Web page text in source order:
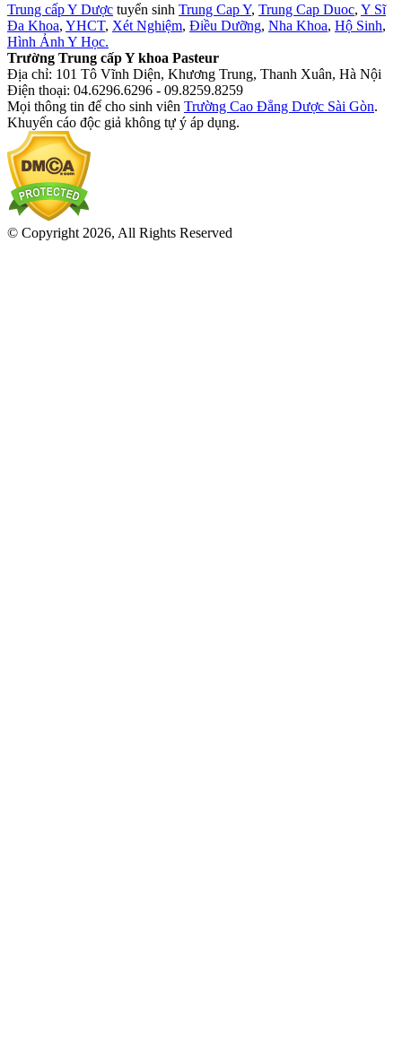
Trung cấp Y Dược tuyển sinh Trung Cap Y, Trung Cap Duoc, Y Sĩ
Đa Khoa, YHCT, Xét Nghiệm, Điều Dưỡng, Nha Khoa, Hộ Sinh,
Hình Ảnh Y Học.
Trường Trung cấp Y khoa Pasteur
Địa chỉ: 101 Tô Vĩnh Diện, Khương Trung, Thanh Xuân, Hà Nội
Điện thoại: 04.6296.6296 - 09.8259.8259
Mọi thông tin để cho sinh viên Trường Cao Đẳng Dược Sài Gòn.
Khuyến cáo độc giả không tự ý áp dụng.
© Copyright 2026, All Rights Reserved